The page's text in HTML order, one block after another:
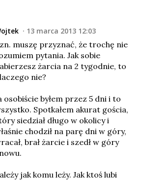
13 marca 2013 12:03
muszę przyznać, że trochę nie
pytania. Jak sobie
żarcia na 2 tygodnie, to
nie?
osobiście byłem przez 5 dni i to
Spotkałem akurat gościa,
siedział długo w okolicy i
chodził na parę dni w góry,
brał żarcie i szedł w góry
jak komu leży. Jak ktoś lubi